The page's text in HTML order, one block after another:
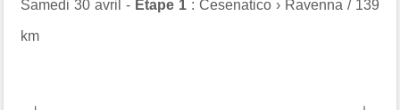
Samedi 30 avril - Étape 1 : Cesenatico › Ravenna / 139
km